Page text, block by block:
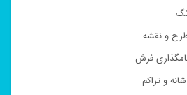
و نقشه
فرش
و تراکم